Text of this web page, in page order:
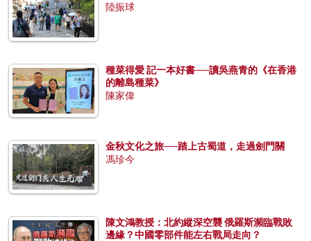
陸振球
種菜得愛 記一本好書──讀吳燕青的《在香港
的離島種菜》
陳家偉
金秋文化之旅──踏上古蜀道，走過劍門關
馮珍今
陳文鴻教授：北約縱深空襲 俄羅斯瀕臨戰敗
邊緣？中國零部件能左右戰局走向？